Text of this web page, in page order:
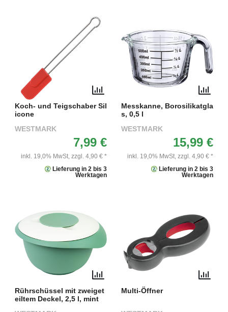
Koch- und Teigschaber Sil
icone
WESTMARK
7,99 €
inkl. 19,0% MwSt, zzgl. 4,90 € *
Lieferung in 2 bis 3
Werktagen
Messkanne, Borosilikatgla
s, 0,5 l
WESTMARK
15,99 €
inkl. 19,0% MwSt, zzgl. 4,90 € *
Lieferung in 2 bis 3
Werktagen
Rührschüssel mit zweiget
eiltem Deckel, 2,5 l, mint
Multi-Öffner